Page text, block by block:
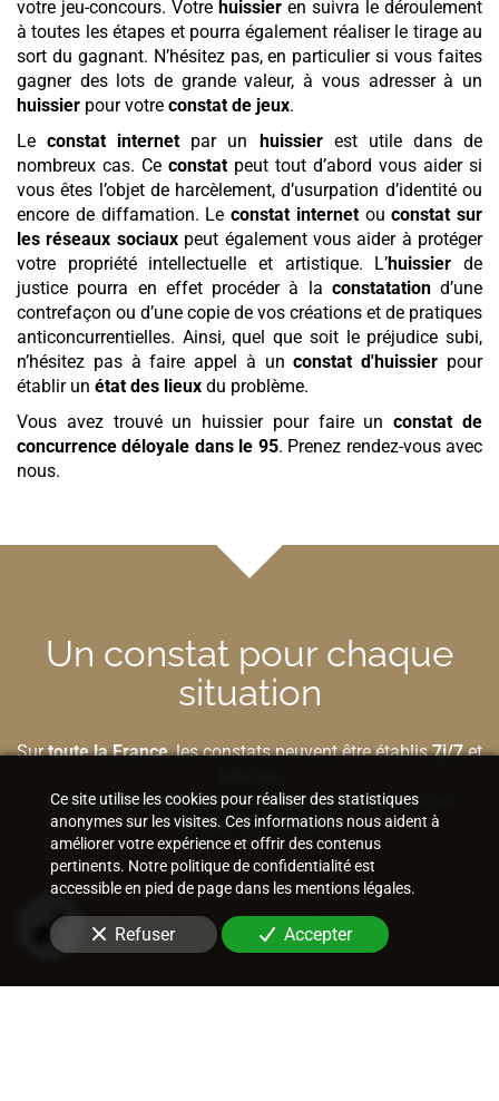
votre jeu-concours. Votre huissier en suivra le déroulement
à toutes les étapes et pourra également réaliser le tirage au
sort du gagnant. N’hésitez pas, en particulier si vous faites
gagner des lots de grande valeur, à vous adresser à un
huissier pour votre constat de jeux.
Leconstat internet par un huissierest utile dans de
nombreux cas. Ce constat peut tout d’abord vous aider si
vous êtes l’objet de harcèlement, d’usurpation d’identité ou
encore de diffamation. Le constat internetouconstat sur
les réseaux sociauxpeut également vous aider à protéger
votre propriété intellectuelle et artistique. L’huissier de
justice pourra en effet procéder à la constatationd’une
contrefaçon ou d’une copie de vos créations et de pratiques
anticoncurrentielles. Ainsi, quel que soit le préjudice subi,
n’hésitez pas à faire appel à unconstat d'huissier pour
établir un état des lieux du problème.
Vous avez trouvé un huissier pour faire unconstat de
concurrence déloyale dans le 95. Prenez rendez-vous avec
nous.
Un constat pour chaque
situation
Surtoute la France, les constats peuvent être établis7j/7et
sur place,sur siteoupar Internetselon la nature de
l'élément à préserver.
Bâtiment et construction
Ce site utilise les cookies pour réaliser des statistiques
anonymes sur les visites. Ces informations nous aident à
améliorer votre expérience et offrir des contenus
pertinents. Notre politique de confidentialité est
accessible en pied de page dans les mentions légales.
Refuser Accepter